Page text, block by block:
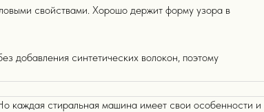
свойствами. Хорошо держит форму узора в
добавления синтетических волокон, поэтому
каждая стиральная машина имеет свои особенности и